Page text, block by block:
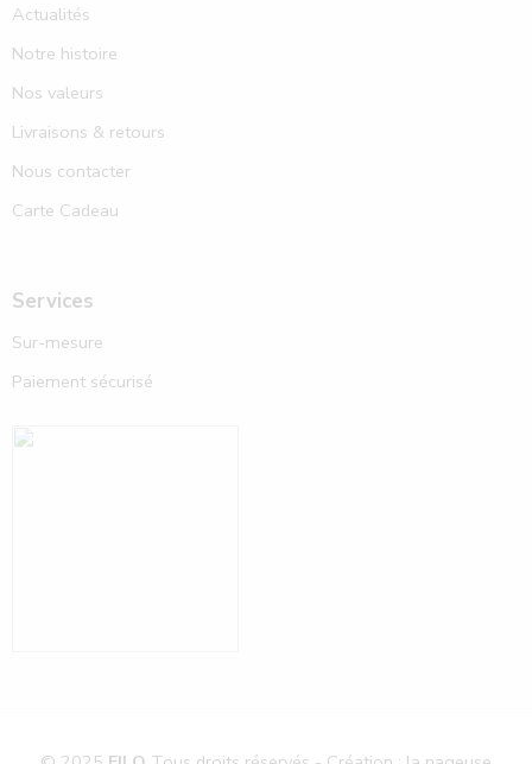
Actualités
Notre histoire
Nos valeurs
Livraisons & retours
Nous contacter
Carte Cadeau
Services
Sur-mesure
Paiement sécurisé